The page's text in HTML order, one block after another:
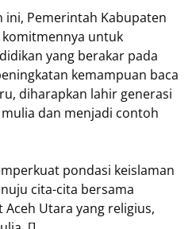
ini, Pemerintah Kabupaten
komitmennya untuk
yang berakar pada
kemampuan baca
diharapkan lahir generasi
dan menjadi contoh
pondasi keislaman
cita-cita bersama
Utara yang religius,